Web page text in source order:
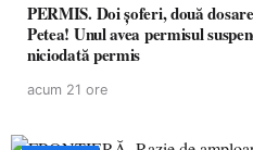
PERMIS. Doi șoferi, două
Petea! Unul avea permisul
niciodată permis
acum 21 ore